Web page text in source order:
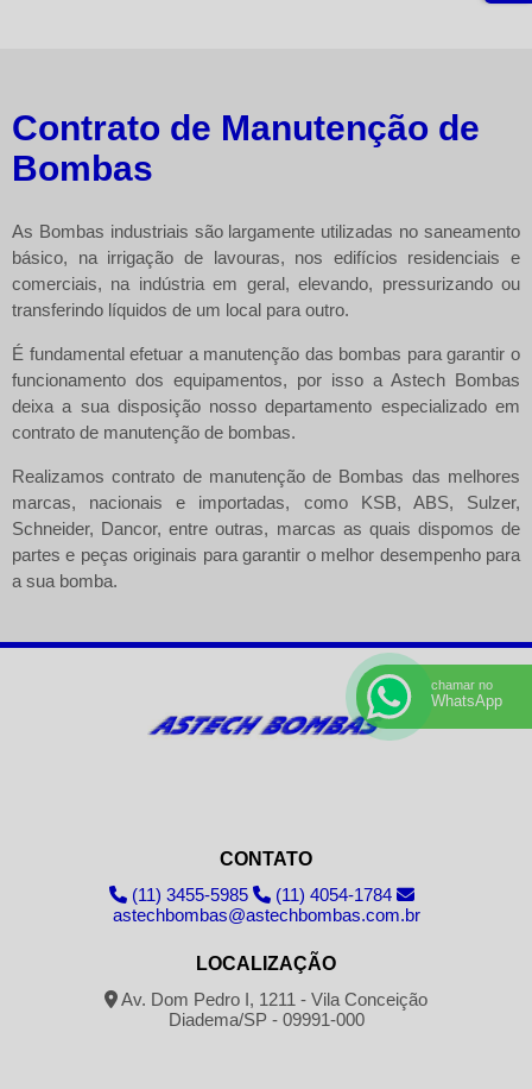
Contrato de Manutenção de
Bombas
As Bombas industriais são largamente utilizadas no saneamento
básico, na irrigação de lavouras, nos edifícios residenciais e
comerciais, na indústria em geral, elevando, pressurizando ou
transferindo líquidos de um local para outro.
É fundamental efetuar a manutenção das bombas para garantir o
funcionamento dos equipamentos, por isso a Astech Bombas
deixa a sua disposição nosso departamento especializado em
contrato de manutenção de bombas.
Realizamos contrato de manutenção de Bombas das melhores
marcas, nacionais e importadas, como KSB, ABS, Sulzer,
Schneider, Dancor, entre outras, marcas as quais dispomos de
partes e peças originais para garantir o melhor desempenho para
a sua bomba.
CONTATO
(11) 3455-5985
(11) 4054-1784
astechbombas@astechbombas.com.br
LOCALIZAÇÃO
Av. Dom Pedro I, 1211 - Vila Conceição
Diadema/SP - 09991-000
chamar no
WhatsApp